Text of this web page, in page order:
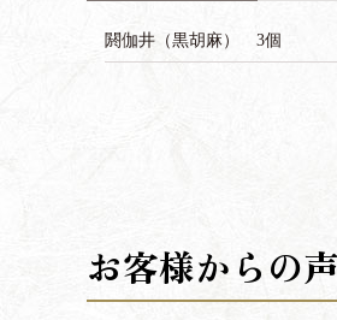
閼伽井（黒胡麻） 3個